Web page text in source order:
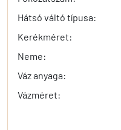
Hátsó váltó típusa:
Kerékméret:
Neme:
Váz anyaga:
Vázméret: